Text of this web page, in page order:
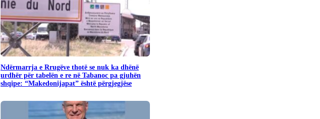
Ndërmarrja e Rrugëve thotë se nuk ka dhënë
urdhër për tabelën e re në Tabanoc pa gjuhën
shqipe: “Makedonijapat” është përgjegjëse